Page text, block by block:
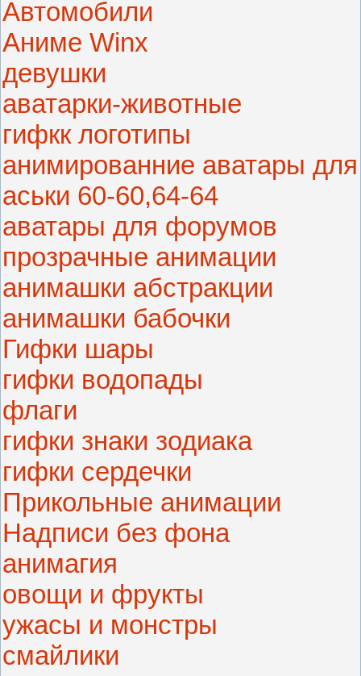
Автомобили
Аниме Winx
девушки
аватарки-животные
гифкк логотипы
анимированние аватары для
аськи 60-60,64-64
аватары для форумов
прозрачные анимации
анимашки абстракции
анимашки бабочки
Гифки шары
гифки водопады
флаги
гифки знаки зодиака
гифки сердечки
Прикольные анимации
Надписи без фона
анимагия
овощи и фрукты
ужасы и монстры
смайлики